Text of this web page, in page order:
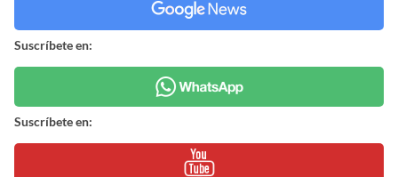
Suscríbete en:
Suscríbete en: